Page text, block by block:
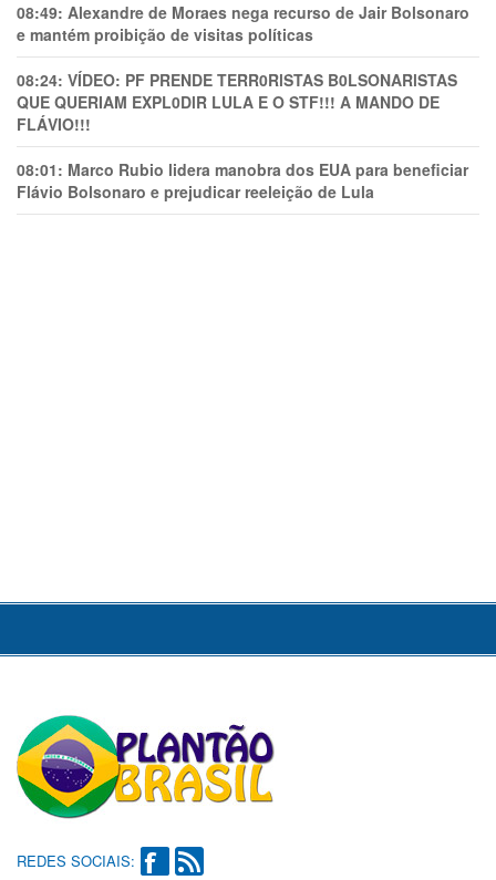
08:49: Alexandre de Moraes nega recurso de Jair Bolsonaro
e mantém proibição de visitas políticas
08:24: VÍDEO: PF PRENDE TERR0RlSTAS B0LSONARlSTAS
QUE QUERIAM EXPL0DlR LULA E O STF!!! A MANDO DE
FLÁVIO!!!
08:01: Marco Rubio lidera manobra dos EUA para beneficiar
Flávio Bolsonaro e prejudicar reeleição de Lula
REDES SOCIAIS: